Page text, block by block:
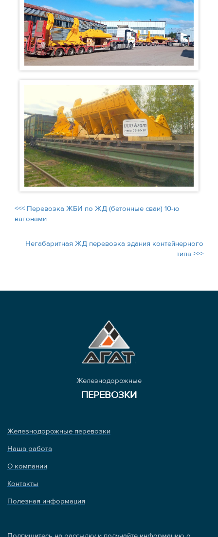
<<< Перевозка ЖБИ по ЖД (бетонные сваи) 10-ю
вагонами
Негабаритная ЖД перевозка здания контейнерного
типа >>>
Железнодорожные
ПЕРЕВОЗКИ
Железнодорожные перевозки
Наша работа
О компании
Контакты
Полезная информация